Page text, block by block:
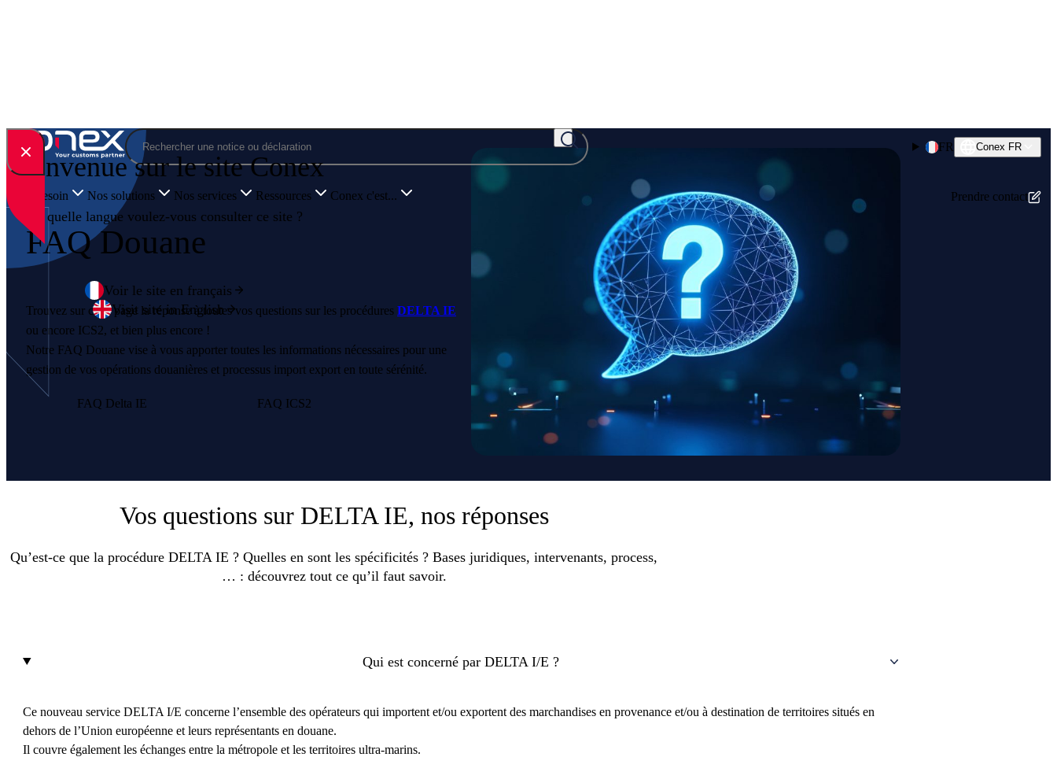
Skip to content Rechercher
FR Conex FR
Votre besoin Nos solutions Nos services Ressources Conex c'est... Prendre contact
Bienvenue sur le site Conex
En quelle langue voulez-vous consulter ce site ?
Voir le site en français
Visit site in English
FAQ Douane
Trouvez sur cette page la réponse à toutes vos questions sur les procédures DELTA IE
ou encore ICS2, et bien plus encore !
Notre FAQ Douane vise à vous apporter toutes les informations nécessaires pour une
gestion de vos opérations douanières et processus import export en toute sérénité.
FAQ Delta IE FAQ ICS2
Vos questions sur DELTA IE, nos réponses
Qu’est-ce que la procédure DELTA IE ? Quelles en sont les spécificités ? Bases juridiques, intervenants, process,
… : découvrez tout ce qu’il faut savoir.
Qui est concerné par DELTA I/E ?
Ce nouveau service DELTA I/E concerne l’ensemble des opérateurs qui importent et/ou exportent des marchandises en provenance et/ou à destination de territoires situés en
dehors de l’Union européenne et leurs représentants en douane.
Il couvre également les échanges entre la métropole et les territoires ultra-marins.